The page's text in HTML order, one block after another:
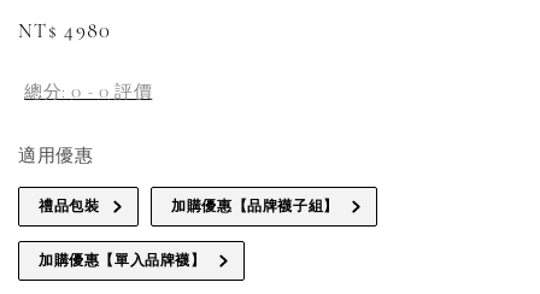
Regular
NT$ 4980
總分:0 - 0 評價
適用優惠
禮品包裝 加購優惠【品牌襪子組】
加購優惠【單入品牌襪】